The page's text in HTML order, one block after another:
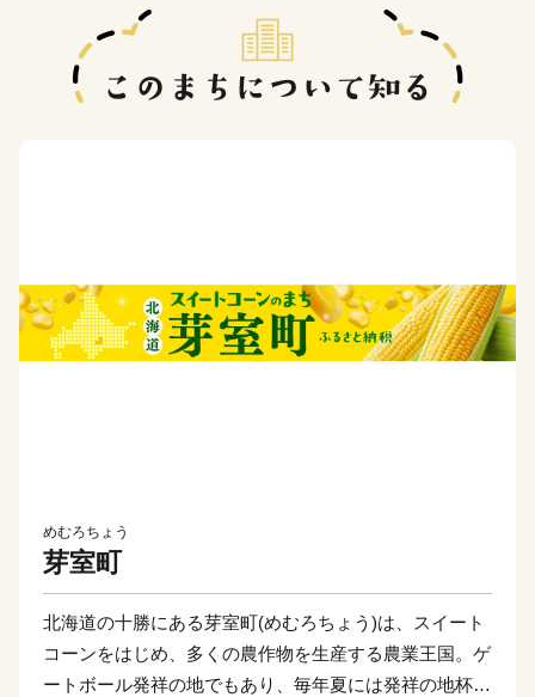
めむろちょう
芽室町
北海道の十勝にある芽室町(めむろちょう)は、スイート
コーンをはじめ、多くの農作物を生産する農業王国。ゲ
ートボール発祥の地でもあり、毎年夏には発祥の地杯を